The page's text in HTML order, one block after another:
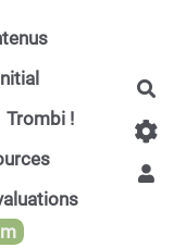
Trombi !